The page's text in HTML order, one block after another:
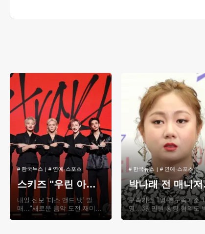
#한국뉴스 #연예·스포츠
스키즈 "우린 아직 배고파…'이것 저것' 다 잘하는 자신감 표현"
내일 신보 '디스 앤드 댓' 발
매…"새로운 음악 도전 재미있
어"BTS '보이콧 선언' 그래미
# 한국뉴스 # 연예·스포츠
박나
구속기소 1명·불구속기소 1
명…3천만원 횡령 혐의도
래[연합뉴스 자료사진] 방송